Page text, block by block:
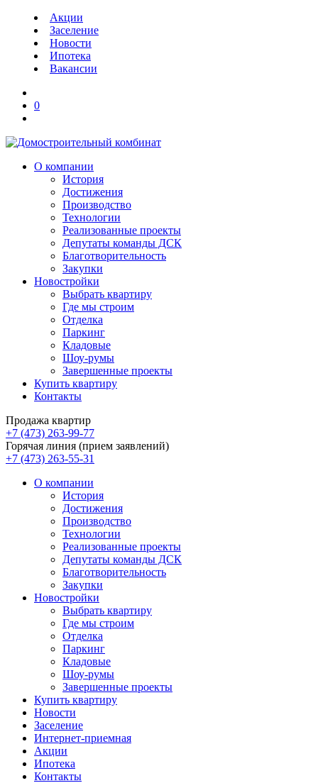
Акции
Заселение
Новости
Ипотека
Вакансии
0
О компании
История
Достижения
Производство
Технологии
Реализованные проекты
Депутаты команды ДСК
Благотворительность
Закупки
Новостройки
Выбрать квартиру
Где мы строим
Отделка
Паркинг
Кладовые
Шоу-румы
Завершенные проекты
Купить квартиру
Контакты
Продажа квартир
+7 (473) 263-99-77
Горячая линия (прием заявлений)
+7 (473) 263-55-31
О компании
История
Достижения
Производство
Технологии
Реализованные проекты
Депутаты команды ДСК
Благотворительность
Закупки
Новостройки
Выбрать квартиру
Где мы строим
Отделка
Паркинг
Кладовые
Шоу-румы
Завершенные проекты
Купить квартиру
Новости
Заселение
Интернет-приемная
Акции
Ипотека
Контакты